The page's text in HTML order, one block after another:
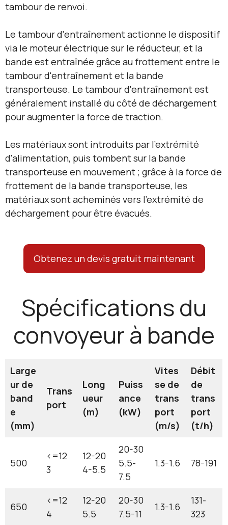
tambour de renvoi.
Le tambour d'entraînement actionne le dispositif
via le moteur électrique sur le réducteur, et la
bande est entraînée grâce au frottement entre le
tambour d'entraînement et la bande
transporteuse. Le tambour d'entraînement est
généralement installé du côté de déchargement
pour augmenter la force de traction.
Les matériaux sont introduits par l'extrémité
d'alimentation, puis tombent sur la bande
transporteuse en mouvement ; grâce à la force de
frottement de la bande transporteuse, les
matériaux sont acheminés vers l'extrémité de
déchargement pour être évacués.
Obtenez un devis gratuit maintenant
Spécifications du
convoyeur à bande
Large
ur de
band
e
(mm)
Trans
port
Long
ueur
(m)
Puiss
ance
(kW)
Vites
se de
trans
port
(m/s)
Débit
de
trans
port
(t/h)
500
<=12
3
12-20
4-5.5
20-30
5.5-
7.5
1.3-1.6 78-191
650
<=12
4
12-20
5.5
20-30
7.5-11
1.3-1.6
131-
323